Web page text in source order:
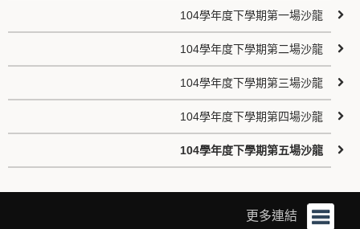
104學年度下學期第一場沙龍
104學年度下學期第二場沙龍
104學年度下學期第三場沙龍
104學年度下學期第四場沙龍
104學年度下學期第五場沙龍
更多連結